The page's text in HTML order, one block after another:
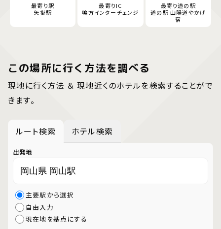
最寄り駅
矢掛駅
最寄りIC
鴨方インターチェンジ
最寄り道の駅
道の駅 山陽道やかげ
宿
この場所に行く方法を調べる
現地に行く方法 ＆ 現地近くのホテルを検索することがで
きます。
ルート検索 ホテル検索
出発地
主要駅から選択
自由入力
現在地を基点にする